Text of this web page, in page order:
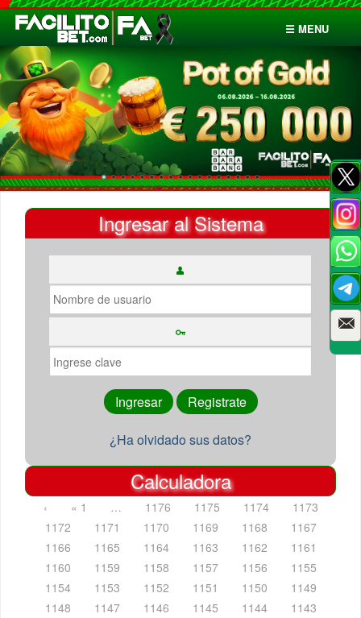
☰ MENU
Inicio
Apuestas
Cuentas
Ingresar al Sistema
¿Ha olvidado sus datos?
Calculadora
‹ « 1 … 1176 1175 1174
1173
1172
1171 1170 1169 1168
1167
1166
1165 1164 1163 1162
1161
1160
1159 1158 1157 1156
1155
1154
1153 1152 1151 1150
1149
1148
1147 1146 1145 1144
1143